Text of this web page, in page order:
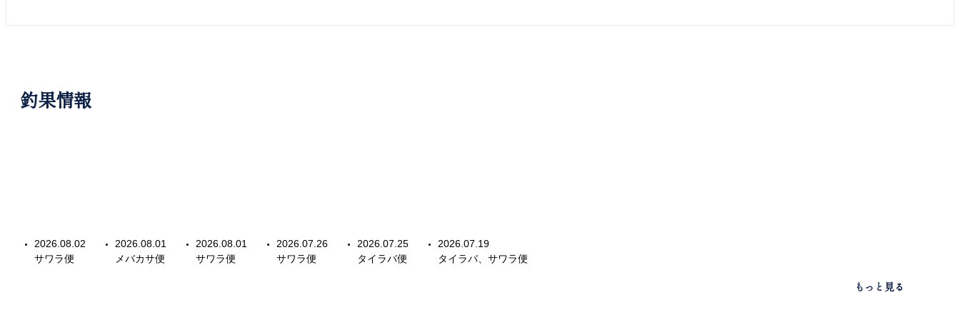
釣果情報
2026.08.02
サワラ便
2026.08.01
メバカサ便
2026.08.01
サワラ便
2026.07.26
サワラ便
2026.07.25
タイラバ便
2026.07.19
タイラバ、サワラ便
もっと見る